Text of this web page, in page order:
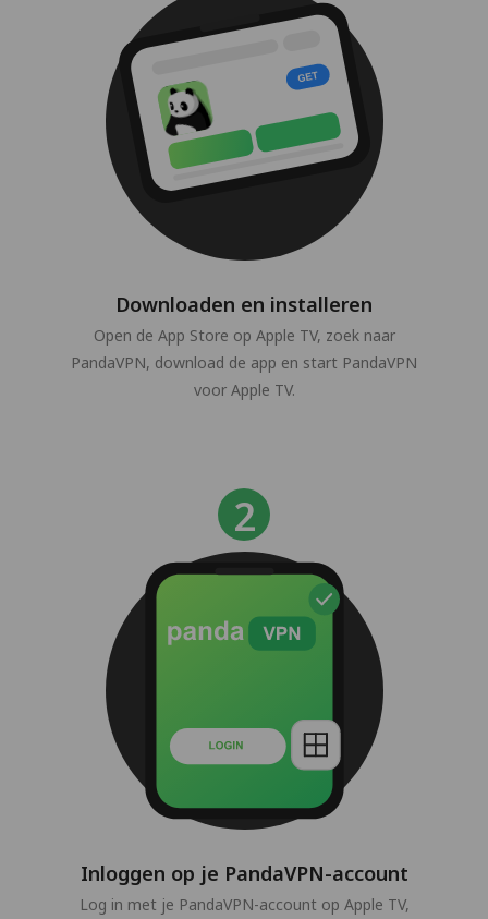
Downloaden en installeren
Open de App Store op Apple TV, zoek naar
PandaVPN, download de app en start PandaVPN
voor Apple TV.
Inloggen op je PandaVPN-account
Log in met je PandaVPN-account op Apple TV,